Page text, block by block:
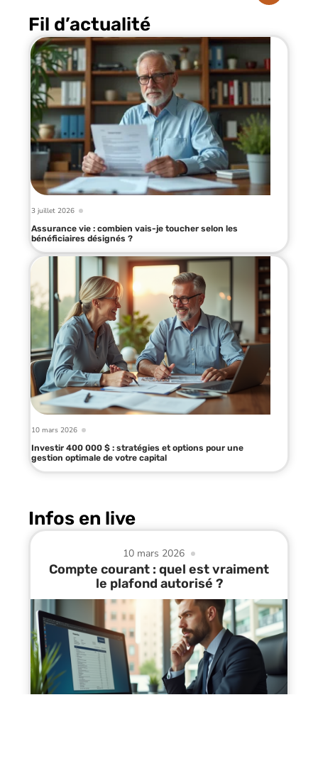
Fil d’actualité
3 juillet 2026
Assurance vie : combien vais-je toucher selon les
bénéficiaires désignés ?
10 mars 2026
Investir 400 000 $ : stratégies et options pour une
gestion optimale de votre capital
Infos en live
10 mars 2026
Compte courant : quel est vraiment
le plafond autorisé ?